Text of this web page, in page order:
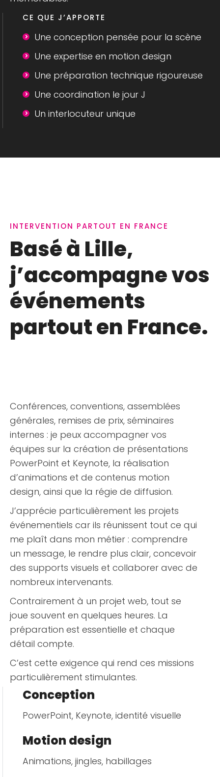
CE QUE J’APPORTE
Une conception pensée pour la scène
Une expertise en motion design
Une préparation technique rigoureuse
Une coordination le jour J
Un interlocuteur unique
INTERVENTION PARTOUT EN FRANCE
Basé à Lille,
j’accompagne vos
événements
partout en France.
Conférences, conventions, assemblées
générales, remises de prix, séminaires
internes : je peux accompagner vos
équipes sur la création de présentations
PowerPoint et Keynote, la réalisation
d’animations et de contenus motion
design, ainsi que la régie de diffusion.
J’apprécie particulièrement les projets
événementiels car ils réunissent tout ce qui
me plaît dans mon métier : comprendre
un message, le rendre plus clair, concevoir
des supports visuels et collaborer avec de
nombreux intervenants.
Contrairement à un projet web, tout se
joue souvent en quelques heures. La
préparation est essentielle et chaque
détail compte.
C’est cette exigence qui rend ces missions
particulièrement stimulantes.
Conception
PowerPoint, Keynote, identité visuelle
Motion design
Animations, jingles, habillages